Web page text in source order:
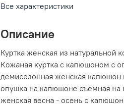
Все характеристики
Описание
Куртка женская из
Кожаная куртка с капюшоном с
демисезонная женская капюшон
опушка на капюшоне съемная на
женская весна - осень с